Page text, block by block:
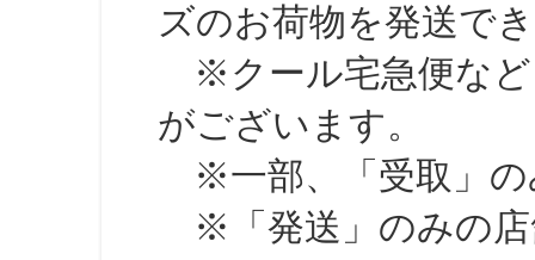
ズのお荷物を発送で
※クール宅急便など
がございます。
※一部、「受取」の
※「発送」のみの店